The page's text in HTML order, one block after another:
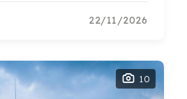
22/11/2026
10